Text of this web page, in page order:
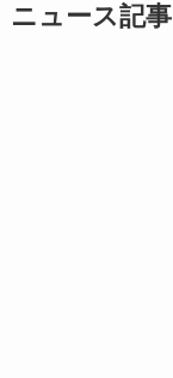
ニュース記事